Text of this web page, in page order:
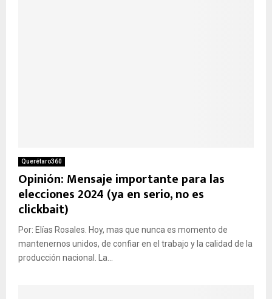
Querétaro360
Opinión: Mensaje importante para las
elecciones 2024 (ya en serio, no es
clickbait)
Por: Elías Rosales. Hoy, mas que nunca es momento de
mantenernos unidos, de confiar en el trabajo y la calidad de la
producción nacional. La...